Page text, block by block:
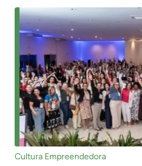
Cultura Empreendedora